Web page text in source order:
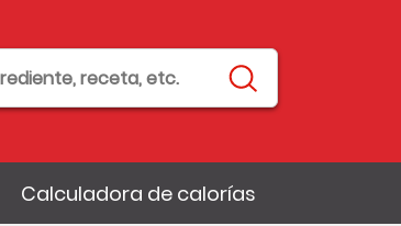
Calculadora de calorías